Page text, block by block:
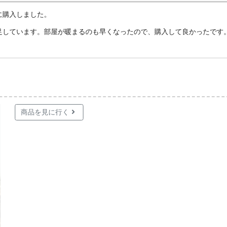
入しました。
ています。部屋が暖まるのも早くなったので、購入して良かったです。
商品を見に行く